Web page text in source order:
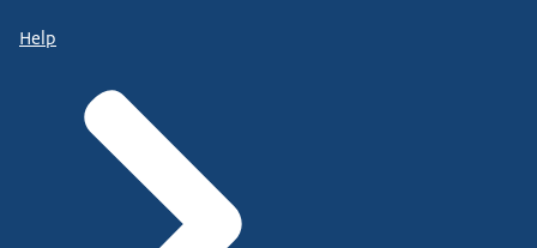
Help